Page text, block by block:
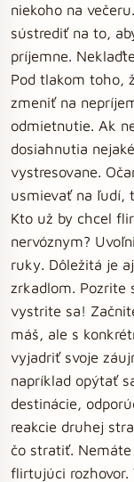
niekoho na
sústrediť na to,
príjemne.
Pod tlakom toho,
zmeniť na
odmietnutie. Ak
dosiahnutia
vystresovane.
usmievať na ľudí,
Kto už by chcel
nervóznym?
ruky. Dôležitá je
zrkadlom. Pozrite
vystrite sa!
máš, ale s
vyjadriť svoje
napríklad opýtať
destinácie,
reakcie druhej
čo stratiť.
flirtujúci rozhovor.